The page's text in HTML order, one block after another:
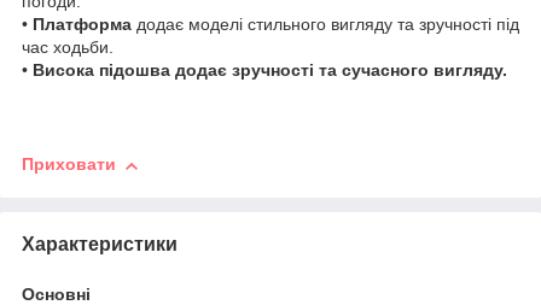
• Платформа додає моделі стильного вигляду та зручності під
час ходьби.
• Висока підошва додає зручності та сучасного вигляду.
Приховати
Характеристики
Основні